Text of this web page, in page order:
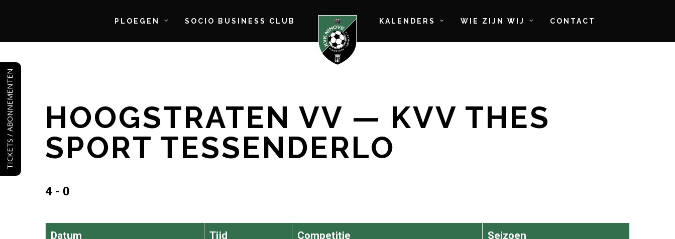
to
main
content
PLOEGEN SOCIO BUSINESS CLUB KALENDERS WIE ZIJN WIJ CONTACT
HOOGSTRATEN VV — KVV THES
SPORT TESSENDERLO
4 - 0
Datum Tijd Competitie Seizoen
TICKETS / ABONNEMENTEN